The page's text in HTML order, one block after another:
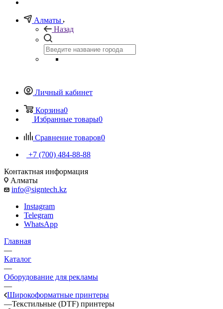
Алматы
Назад
Личный кабинет
Корзина0
Избранные товары0
Сравнение товаров0
+7 (700) 484-88-88
Контактная информация
Алматы
info@signtech.kz
Instagram
Telegram
WhatsApp
Главная
—
Каталог
—
Оборудование для рекламы
—
Широкоформатные принтеры
—Текстильные (DTF) принтеры